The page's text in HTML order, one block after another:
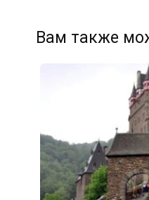
Вам также